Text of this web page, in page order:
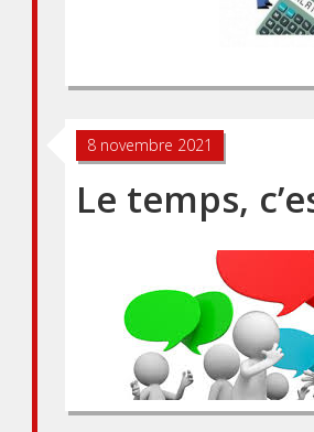
8 novembre 2021
Le temps,